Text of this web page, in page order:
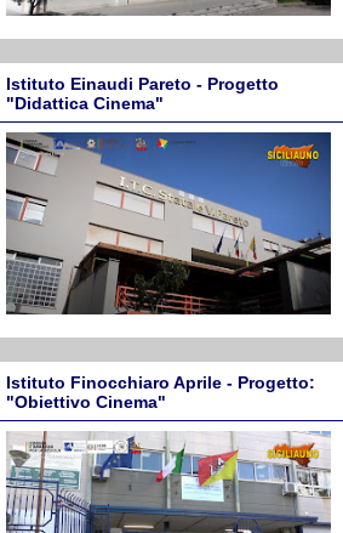
Istituto Einaudi Pareto - Progetto
"Didattica Cinema"
Istituto Finocchiaro Aprile - Progetto:
"Obiettivo Cinema"